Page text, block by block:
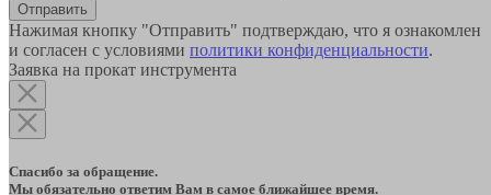
Отправить
Нажимая кнопку "Отправить" подтверждаю, что я ознакомлен
и согласен с условиями политики конфиденциальности.
Заявка на прокат инструмента
Спасибо за обращение.
Мы обязательно ответим Вам в самое ближайшее время.